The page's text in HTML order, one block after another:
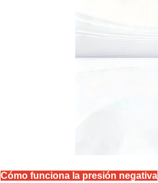
Cómo funciona la presión negativa